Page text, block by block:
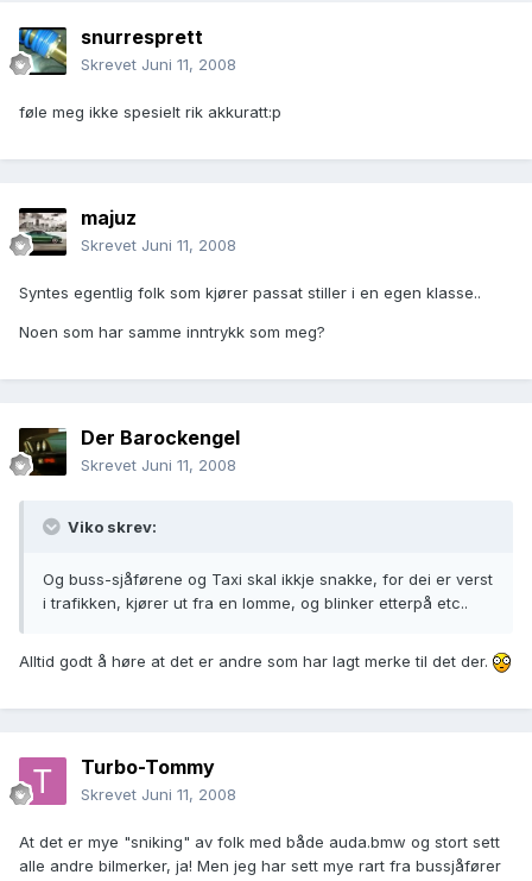
snurresprett
Skrevet Juni 11, 2008
føle meg ikke spesielt rik akkuratt:p
majuz
Skrevet Juni 11, 2008
Syntes egentlig folk som kjører passat stiller i en egen klasse..
Noen som har samme inntrykk som meg?
Der Barockengel
Skrevet Juni 11, 2008
Viko skrev:
Og buss-sjåførene og Taxi skal ikkje snakke, for dei er verst
i trafikken, kjører ut fra en lomme, og blinker etterpå etc..
Alltid godt å høre at det er andre som har lagt merke til det der.
Turbo-Tommy
Skrevet Juni 11, 2008
At det er mye "sniking" av folk med både auda.bmw og stort sett
alle andre bilmerker, ja! Men jeg har sett mye rart fra bussjåfører